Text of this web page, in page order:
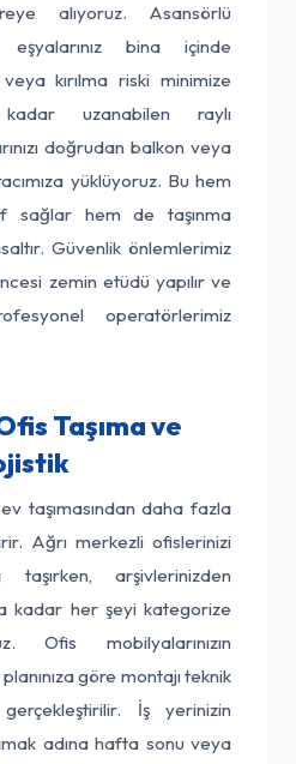
alıyoruz. Asansörlü
bina içinde
kırılma riski minimize
uzanabilen raylı
doğrudan balkon veya
yüklüyoruz. Bu hem
sağlar hem de taşınma
Güvenlik önlemlerimiz
zemin etüdü yapılır ve
operatörlerimiz
Taşıma ve
taşımasından daha fazla
Ağrı merkezli ofislerinizi
taşırken, arşivlerinizden
kadar her şeyi kategorize
Ofis mobilyalarınızın
göre montajı teknik
İş yerinizin
adına hafta sonu veya